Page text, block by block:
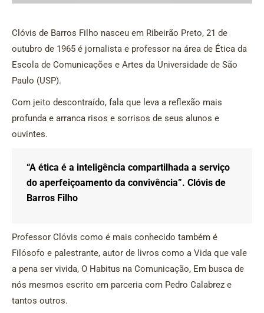
Clóvis de Barros Filho nasceu em Ribeirão Preto, 21 de
outubro de 1965 é jornalista e professor na área de Ética da
Escola de Comunicações e Artes da Universidade de São
Paulo (USP).
Com jeito descontraído, fala que leva a reflexão mais
profunda e arranca risos e sorrisos de seus alunos e
ouvintes.
“A ética é a inteligência compartilhada a serviço
do aperfeiçoamento da convivência”. Clóvis de
Barros Filho
Professor Clóvis como é mais conhecido também é
Filósofo e palestrante, autor de livros como a Vida que vale
a pena ser vivida, O Habitus na Comunicação, Em busca de
nós mesmos escrito em parceria com Pedro Calabrez e
tantos outros.